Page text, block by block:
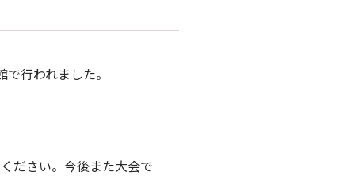
行われました。
ださい。今後また大会で